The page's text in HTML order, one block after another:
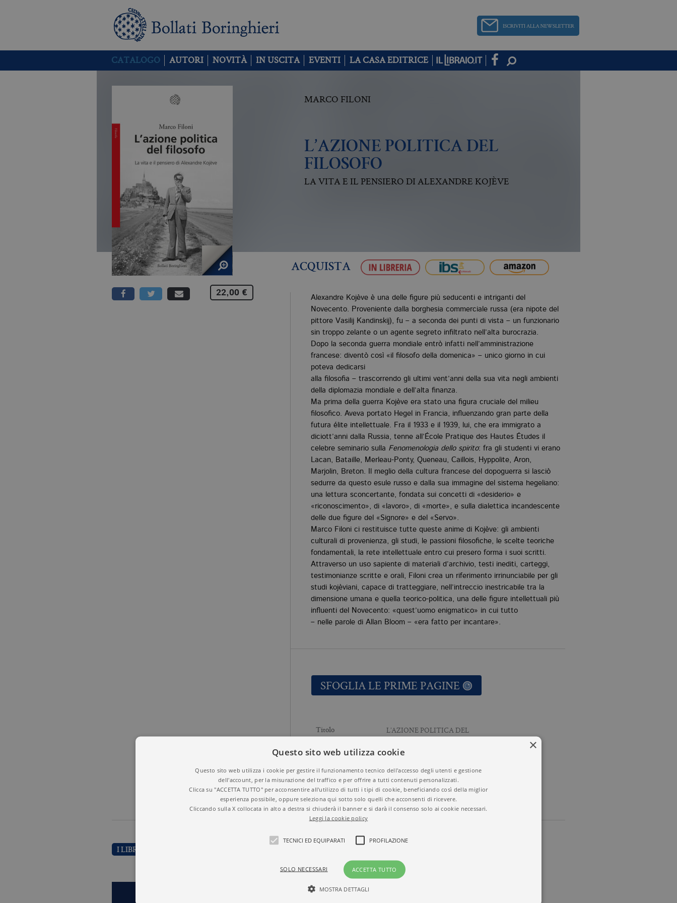
CATALOGO AUTORI NOVITÀ IN USCITA EVENTI LA CASA EDITRICE
22,00 €
MARCO FILONI
L’AZIONE POLITICA DEL
FILOSOFO
LA VITA E IL PENSIERO DI ALEXANDRE KOJÈVE
ACQUISTA
Alexandre Kojève è una delle figure più seducenti e intriganti del
Novecento. Proveniente dalla borghesia commerciale russa (era nipote del
pittore Vasilij Kandinskij), fu – a seconda dei punti di vista – un funzionario
sin troppo zelante o un agente segreto infiltrato nell’alta burocrazia.
Dopo la seconda guerra mondiale entrò infatti nell’amministrazione
francese: diventò così «il filosofo della domenica» – unico giorno in cui
poteva dedicarsi
alla filosofia – trascorrendo gli ultimi vent’anni della sua vita negli ambienti
della diplomazia mondiale e dell’alta finanza.
Ma prima della guerra Kojève era stato una figura cruciale del milieu
filosofico. Aveva portato Hegel in Francia, influenzando gran parte della
futura élite intellettuale. Fra il 1933 e il 1939, lui, che era immigrato a
diciott’anni dalla Russia, tenne all’École Pratique des Hautes Études il
celebre seminario sulla Fenomenologia dello spirito: fra gli studenti vi erano
Lacan, Bataille, Merleau-Ponty, Queneau, Caillois, Hyppolite, Aron,
Marjolin, Breton. Il meglio della cultura francese del dopoguerra si lasciò
sedurre da questo esule russo e dalla sua immagine del sistema hegeliano:
una lettura sconcertante, fondata sui concetti di «desiderio» e
«riconoscimento», di «lavoro», di «morte», e sulla dialettica incandescente
delle due figure del «Signore» e del «Servo».
Marco Filoni ci restituisce tutte queste anime di Kojève: gli ambienti
culturali di provenienza, gli studi, le passioni filosofiche, le scelte teoriche
fondamentali, la rete intellettuale entro cui presero forma i suoi scritti.
Attraverso un uso sapiente di materiali d’archivio, testi inediti, carteggi,
testimonianze scritte e orali, Filoni crea un riferimento irrinunciabile per gli
studi kojèviani, capace di tratteggiare, nell’intreccio inestricabile tra la
dimensione umana e quella teorico-politica, una delle figure intellettuali più
influenti del Novecento: «quest’uomo enigmatico» in cui tutto
– nelle parole di Allan Bloom – «era fatto per incantare».
SFOGLIA LE PRIME PAGINE
Titolo
L’AZIONE POLITICA DEL
ISBN 9788833937908
Temi FILOSOFIA
Anno 2021
Formato Brossura
N° di pagine 352
I LIBRI DI MARCO FILONI
×
Questo sito web utilizza cookie
Questo sito web utilizza i cookie per gestire il funzionamento tecnico dell'accesso degli utenti e gestione
dell'account, per la misurazione del traffico e per offrire a tutti contenuti personalizzati.
Clicca su "ACCETTA TUTTO" per acconsentire all'utilizzo di tutti i tipi di cookie, beneficiando così della miglior
esperienza possibile, oppure seleziona qui sotto solo quelli che acconsenti di ricevere.
Cliccando sulla X collocata in alto a destra si chiuderà il banner e si darà il consenso solo ai cookie necessari.
Leggi la cookie policy
TECNICI ED EQUIPARATI PROFILAZIONE
ACCETTA TUTTO
SOLO NECESSARI
MOSTRA DETTAGLI